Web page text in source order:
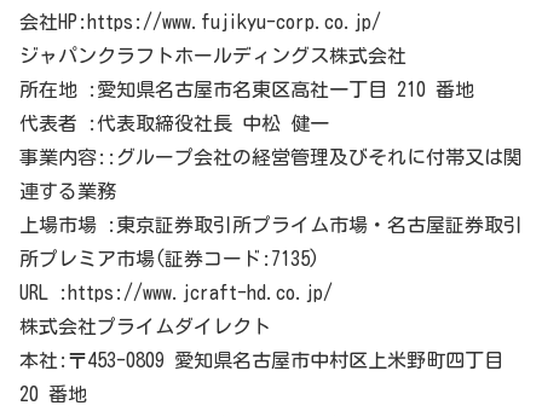
会社HP:https://www.fujikyu-corp.co.jp/
ジャパンクラフトホールディングス株式会社
所在地 :愛知県名古屋市名東区高社一丁目 210 番地
代表者 :代表取締役社長 中松 健一
事業内容::グループ会社の経営管理及びそれに付帯又は関
連する業務
上場市場 :東京証券取引所プライム市場・名古屋証券取引
所プレミア市場(証券コード:7135)
URL :https://www.jcraft-hd.co.jp/
株式会社プライムダイレクト
本社:〒453-0809 愛知県名古屋市中村区上米野町四丁目
20 番地